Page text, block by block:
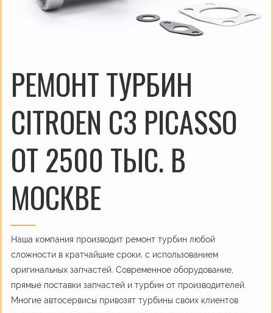
РЕМОНТ ТУРБИН
CITROEN C3 PICASSO
ОТ 2500 ТЫС. В
МОСКВЕ
Наша компания производит ремонт турбин любой
сложности в кратчайшие сроки, с использованием
оригинальных запчастей. Современное оборудование,
прямые поставки запчастей и турбин от производителей.
Многие автосервисы привозят турбины своих клиентов